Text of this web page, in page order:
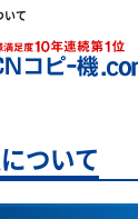
いて
プランのご紹介
保守サービス
ついて